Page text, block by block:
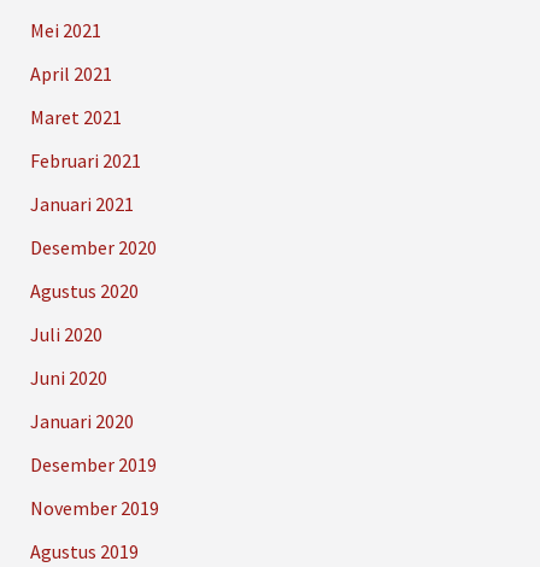
Mei 2021
April 2021
Maret 2021
Februari 2021
Januari 2021
Desember 2020
Agustus 2020
Juli 2020
Juni 2020
Januari 2020
Desember 2019
November 2019
Agustus 2019